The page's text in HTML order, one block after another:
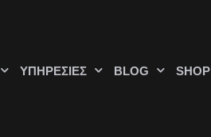
ΥΠΗΡΕΣΊΕΣ BLOG SHOP